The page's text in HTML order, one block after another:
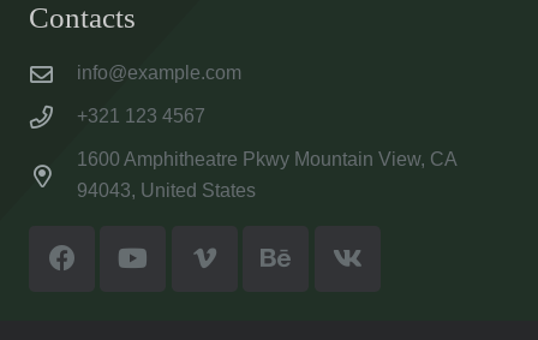
Contacts
info@example.com
+321 123 4567
1600 Amphitheatre Pkwy Mountain View, CA
94043, United States